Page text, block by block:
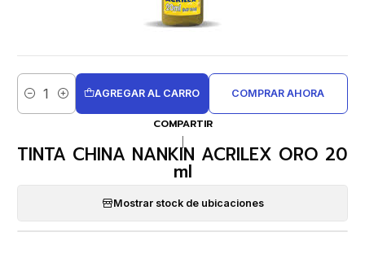
Cantidad
AGREGAR AL CARRO COMPRAR AHORA
COMPARTIR
TINTA CHINA NANKIN ACRILEX ORO 20
ml
Mostrar stock de ubicaciones